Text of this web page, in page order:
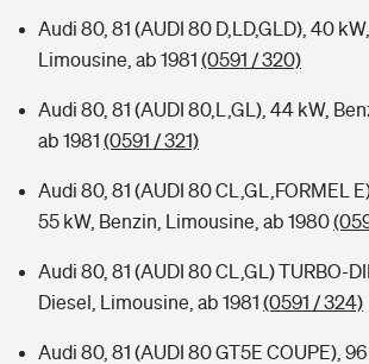
Audi 80, 81 (AUDI 80 D,LD,GLD), 40
Limousine, ab 1981 (0591 / 320)
Audi 80, 81 (AUDI 80,L,GL), 44 kW,
ab 1981 (0591 / 321)
Audi 80, 81 (AUDI 80 CL,GL,FORMEL
55 kW, Benzin, Limousine, ab 1980
Audi 80, 81 (AUDI 80 CL,GL) TURBO-
Diesel, Limousine, ab 1981 (0591 / 324)
Audi 80, 81 (AUDI 80 GT5E COUPE), 96